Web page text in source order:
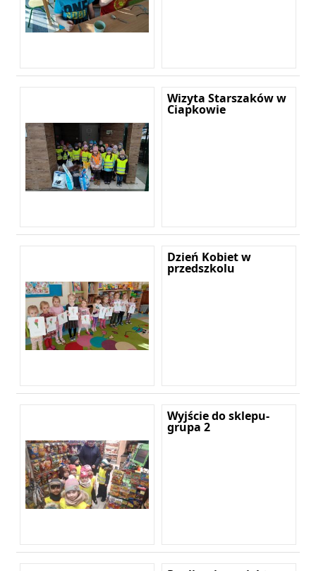
Wizyta Starszaków w
Ciapkowie
Dzień Kobiet w
przedszkolu
Wyjście do sklepu-
grupa 2